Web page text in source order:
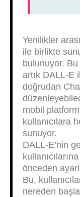
Yenilikler
ile birlikte
bulunuyor.
artık DALL-E
doğrudan
mobil
kullanıcılara
sunuyor.
DALL-E’nin
önceden
Bu,
nereden